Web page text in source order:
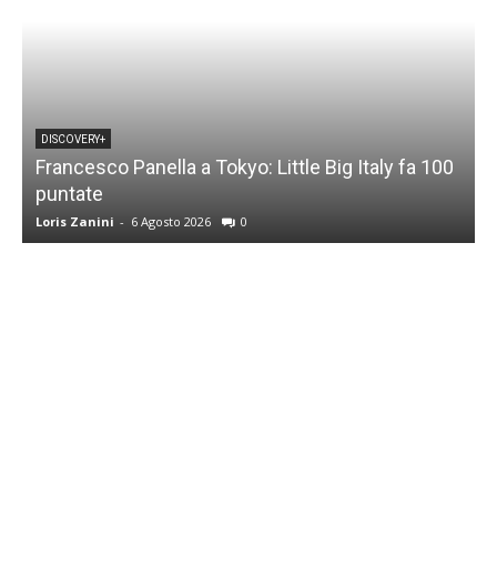
DISCOVERY+
Francesco Panella a Tokyo: Little Big Italy fa 100
puntate
Loris Zanini - 6 Agosto 2026 0